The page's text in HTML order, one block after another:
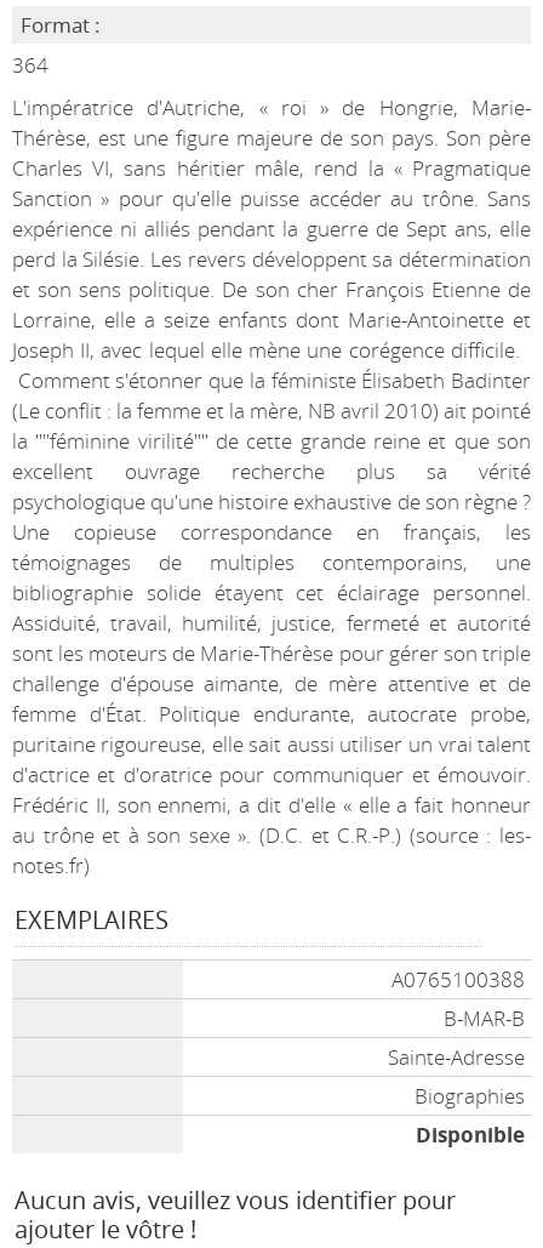
Format :
364
L'impératrice d'Autriche, « roi » de Hongrie, Marie-
Thérèse, est une figure majeure de son pays. Son père
Charles VI, sans héritier mâle, rend la « Pragmatique
Sanction » pour qu'elle puisse accéder au trône. Sans
expérience ni alliés pendant la guerre de Sept ans, elle
perd la Silésie. Les revers développent sa détermination
et son sens politique. De son cher François Etienne de
Lorraine, elle a seize enfants dont Marie-Antoinette et
Joseph II, avec lequel elle mène une corégence difficile.
Comment s'étonner que la féministe Élisabeth Badinter
(Le conflit : la femme et la mère, NB avril 2010) ait pointé
la ""féminine virilité"" de cette grande reine et que son
excellent ouvrage recherche plus sa vérité
psychologique qu'une histoire exhaustive de son règne ?
Une copieuse correspondance en français, les
témoignages de multiples contemporains, une
bibliographie solide étayent cet éclairage personnel.
Assiduité, travail, humilité, justice, fermeté et autorité
sont les moteurs de Marie-Thérèse pour gérer son triple
challenge d'épouse aimante, de mère attentive et de
femme d'État. Politique endurante, autocrate probe,
puritaine rigoureuse, elle sait aussi utiliser un vrai talent
d'actrice et d'oratrice pour communiquer et émouvoir.
Frédéric II, son ennemi, a dit d'elle « elle a fait honneur
au trône et à son sexe ». (D.C. et C.R.-P.) (source : les-
notes.fr)
EXEMPLAIRES
A0765100388
B-MAR-B
Sainte-Adresse
Biographies
Disponible
Aucun avis, veuillez vous identifier pour
ajouter le vôtre !